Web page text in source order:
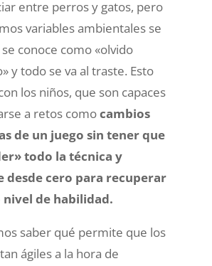
entre perros y gatos, pero
variables ambientales se
conoce como «olvido
y todo se va al traste. Esto
los niños, que son capaces
a retos comocambios
de un juego sin tener que
todo la técnica y
desde cero para recuperar
nivel de habilidad.
saber qué permite que los
ágiles a la hora de